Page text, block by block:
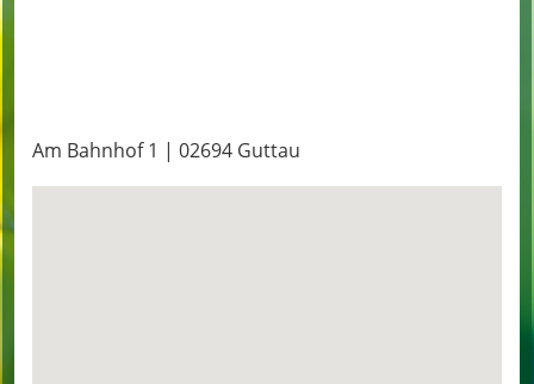
Am Bahnhof 1 | 02694 Guttau